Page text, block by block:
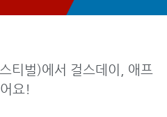
티벌)에서 걸스데이, 애프
요!